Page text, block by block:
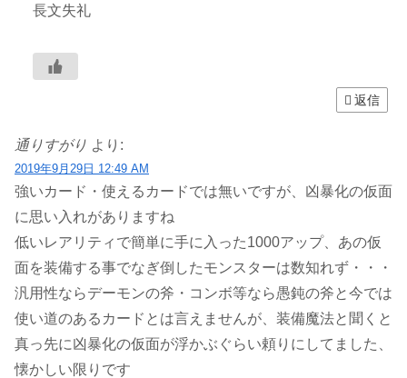
長文失礼
返信
通りすがり より:
2019年9月29日 12:49 AM
強いカード・使えるカードでは無いですが、凶暴化の仮面
に思い入れがありますね
低いレアリティで簡単に手に入った1000アップ、あの仮
面を装備する事でなぎ倒したモンスターは数知れず・・・
汎用性ならデーモンの斧・コンボ等なら愚鈍の斧と今では
使い道のあるカードとは言えませんが、装備魔法と聞くと
真っ先に凶暴化の仮面が浮かぶぐらい頼りにしてました、
懐かしい限りです